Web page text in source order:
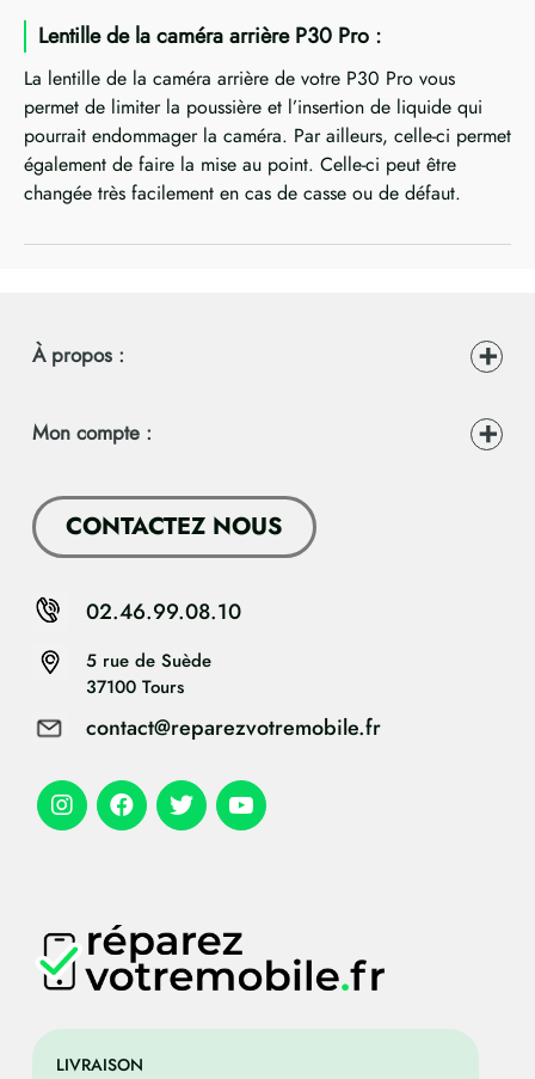
Lentille de la caméra arrière P30 Pro :
La lentille de la caméra arrière de votre P30 Pro vous
permet de limiter la poussière et l’insertion de liquide qui
pourrait endommager la caméra. Par ailleurs, celle-ci permet
également de faire la mise au point. Celle-ci peut être
changée très facilement en cas de casse ou de défaut.
LIVRAISON
À propos :
Mon compte :
CONTACTEZ NOUS
5 rue de Suède
37100 Tours
contact@reparezvotremobile.fr
02.46.99.08.10